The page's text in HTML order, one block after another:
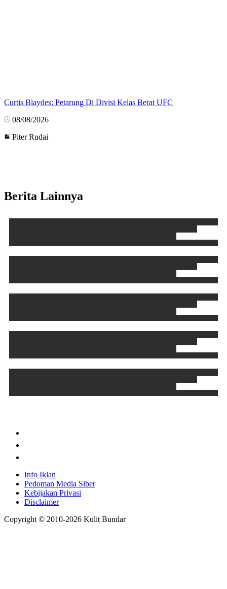
Curtis Blaydes: Petarung Di Divisi Kelas Berat UFC
08/08/2026
Piter Rudai
Berita Lainnya
Info Iklan
Pedoman Media Siber
Kebijakan Privasi
Disclaimer
Copyright © 2010-2026 Kulit Bundar